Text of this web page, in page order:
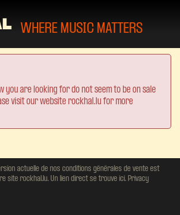
WHERE MUSIC MATTERS
you are looking for do not seem to be on sale
visit our website rockhal.lu for more
actuelle de nos conditions générales de vente est
site rockhal.lu. Un lien direct se trouve ici. Privacy